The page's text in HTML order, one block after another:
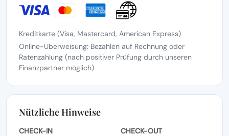
Kreditkarte (Visa, Mastercard, American Express)
Online-Überweisung: Bezahlen auf Rechnung oder
Ratenzahlung (nach positiver Prüfung durch unseren
Finanzpartner möglich)
Nützliche Hinweise
CHECK-IN CHECK-OUT